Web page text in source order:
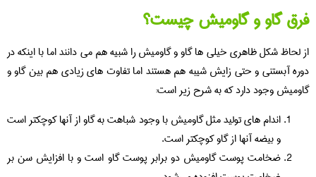
فرق گاو و گاومیش چیست؟
از لحاظ شکل ظاهری خیلی ها گاو و گاومیش را شبیه هم می دانند اما با اینکه در
دوره آبستنی و حتی زایش شیبه هم هستند اما تفاوت های زیادی هم بین گاو و
گاومیش وجود دارد که به شرح زیر است:
اندام های تولید مثل گاومیش با وجود شباهت به گاو از آنها کوچکتر است
و بیضه آنها از گاو کوچکتر است.
ضخامت پوست گاومیش دو برابر پوست گاو است و با افزایش سن بر